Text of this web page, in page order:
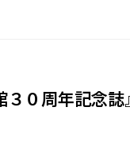
３０周年記念